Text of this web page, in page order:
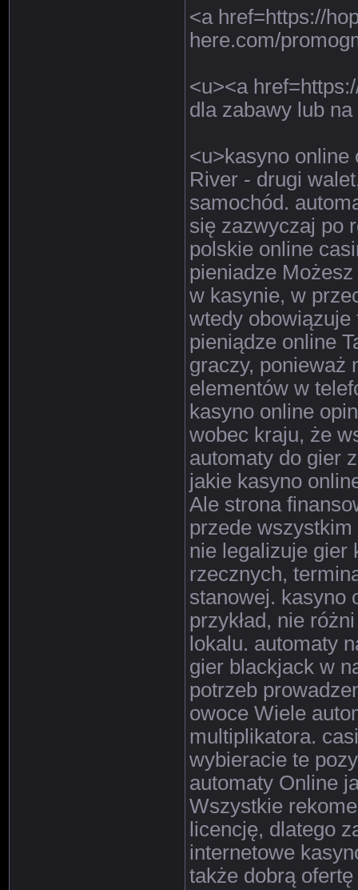
<a href=https://
here.com/
<u><a
dla zabawy lub
<u>kasyno online
River - drugi
samochód.
się zazwyczaj po
polskie online
pieniadze
w kasynie, w
wtedy obowiązuje
pieniądze online
graczy, ponieważ
elementów w
kasyno online
wobec kraju, że
automaty do gier
jakie kasyno
Ale strona
przede
nie legalizuje gier
rzecznych,
stanowej. kasyno
przykład, nie
lokalu. automaty
gier blackjack w
potrzeb
owoce Wiele
multiplikatora.
wybieracie te
automaty Online
Wszystkie
licencję, dlatego
internetowe
także dobrą